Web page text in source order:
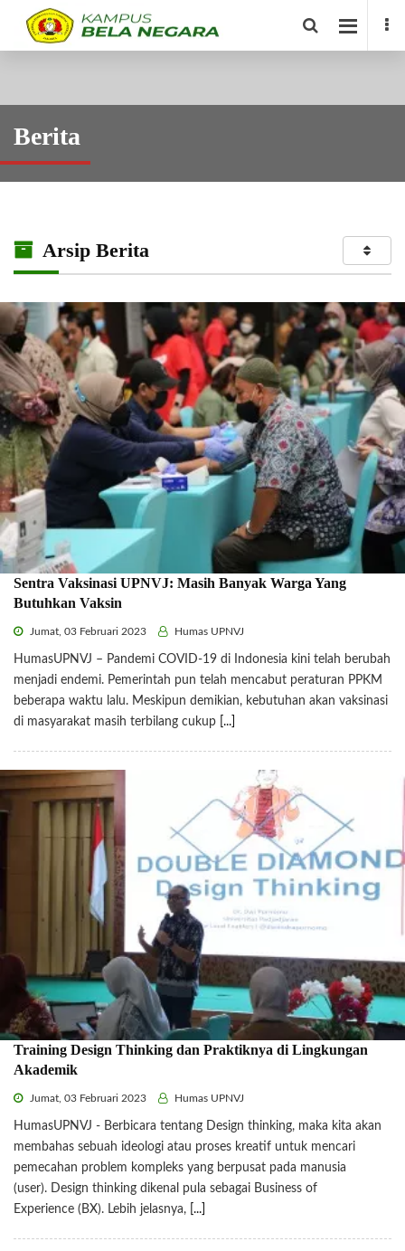
Berita
Arsip Berita
Sentra Vaksinasi UPNVJ: Masih Banyak Warga Yang
Butuhkan Vaksin
Jumat, 03 Februari 2023 Humas UPNVJ
HumasUPNVJ – Pandemi COVID-19 di Indonesia kini telah berubah
menjadi endemi. Pemerintah pun telah mencabut peraturan PPKM
beberapa waktu lalu. Meskipun demikian, kebutuhan akan vaksinasi
di masyarakat masih terbilang cukup
[...]
Training Design Thinking dan Praktiknya di Lingkungan
Akademik
Jumat, 03 Februari 2023 Humas UPNVJ
HumasUPNVJ - Berbicara tentang Design thinking, maka kita akan
membahas sebuah ideologi atau proses kreatif untuk mencari
pemecahan problem kompleks yang berpusat pada manusia
(user). Design thinking dikenal pula sebagai Business of
Experience (BX). Lebih jelasnya, [...]